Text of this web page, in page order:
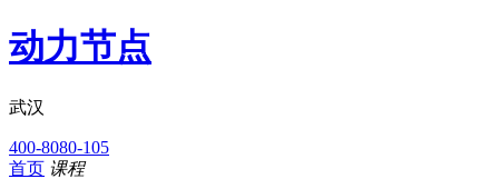
动力节点
武汉
400-8080-105
首页 课程